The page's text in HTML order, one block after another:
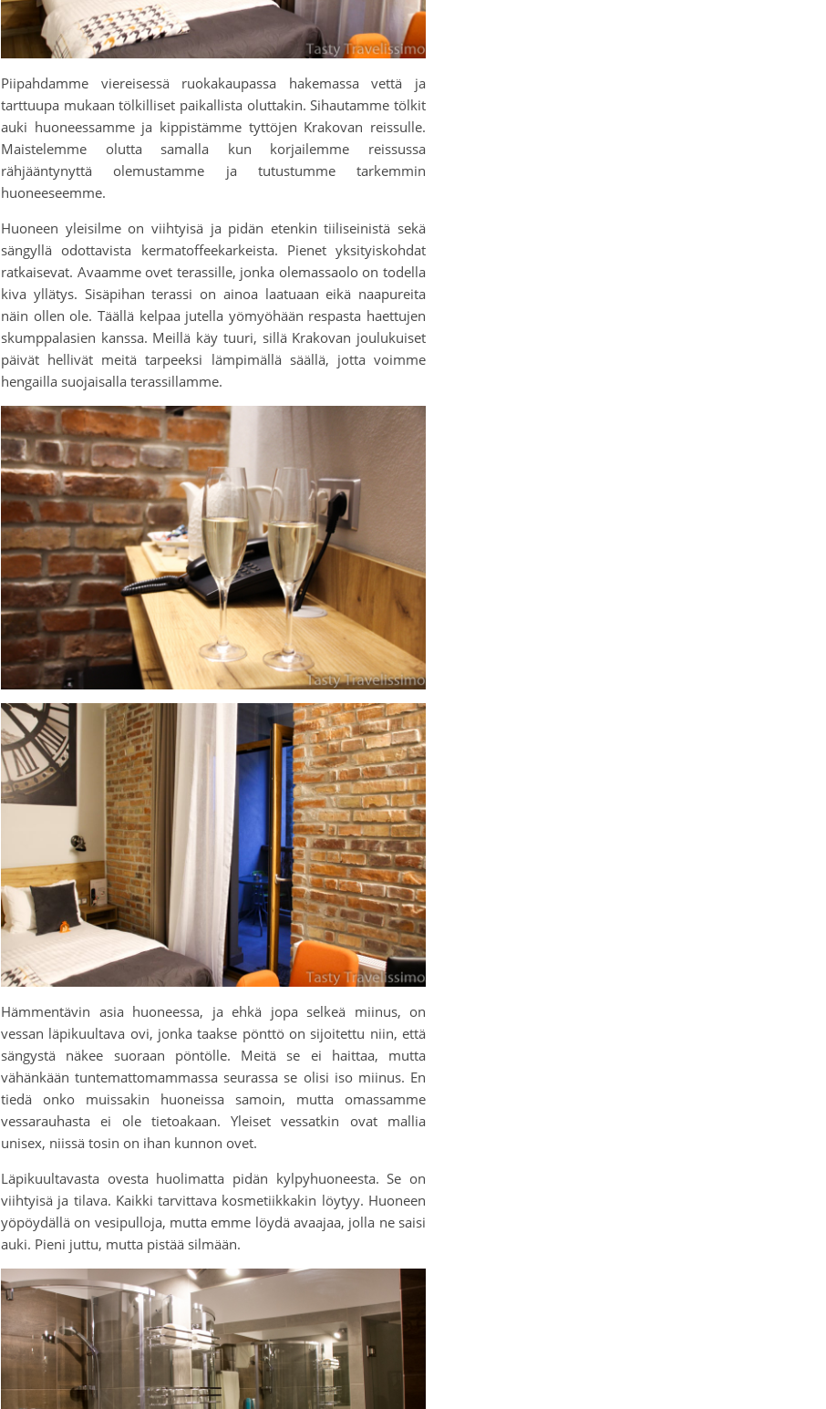
Piipahdamme viereisessä ruokakaupassa hakemassa vettä ja
tarttuupa mukaan tölkilliset paikallista oluttakin. Sihautamme tölkit
auki huoneessamme ja kippistämme tyttöjen Krakovan reissulle.
Maistelemme olutta samalla kun korjailemme reissussa
rähjääntynyttä olemustamme ja tutustumme tarkemmin
huoneeseemme.
Huoneen yleisilme on viihtyisä ja pidän etenkin tiiliseinistä sekä
sängyllä odottavista kermatoffeekarkeista. Pienet yksityiskohdat
ratkaisevat. Avaamme ovet terassille, jonka olemassaolo on todella
kiva yllätys. Sisäpihan terassi on ainoa laatuaan eikä naapureita
näin ollen ole. Täällä kelpaa jutella yömyöhään respasta haettujen
skumppalasien kanssa. Meillä käy tuuri, sillä Krakovan joulukuiset
päivät hellivät meitä tarpeeksi lämpimällä säällä, jotta voimme
hengailla suojaisalla terassillamme.
Hämmentävin asia huoneessa, ja ehkä jopa selkeä miinus, on
vessan läpikuultava ovi, jonka taakse pönttö on sijoitettu niin, että
sängystä näkee suoraan pöntölle. Meitä se ei haittaa, mutta
vähänkään tuntemattomammassa seurassa se olisi iso miinus. En
tiedä onko muissakin huoneissa samoin, mutta omassamme
vessarauhasta ei ole tietoakaan. Yleiset vessatkin ovat mallia
unisex, niissä tosin on ihan kunnon ovet.
Läpikuultavasta ovesta huolimatta pidän kylpyhuoneesta. Se on
viihtyisä ja tilava. Kaikki tarvittava kosmetiikkakin löytyy. Huoneen
yöpöydällä on vesipulloja, mutta emme löydä avaajaa, jolla ne saisi
auki. Pieni juttu, mutta pistää silmään.